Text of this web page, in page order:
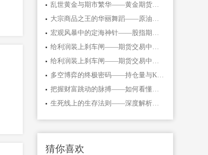
乱世黄金与期市繁华——黄金期货的避险
大宗商品之王的华丽舞蹈——原油期货的
宏观风暴中的定海神针——股指期货的对
给利润装上刹车闸——期货交易中不可逾
把握财富跳动的脉搏——如何看懂期货主
生死线上的生存法则——深度解析期货爆
猜你喜欢